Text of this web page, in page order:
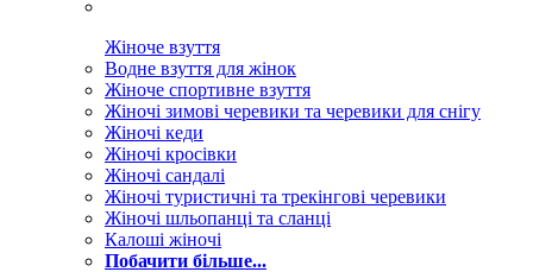
Жіноче взуття
Водне взуття для жінок
Жіноче спортивне взуття
Жіночі зимові черевики та черевики для снігу
Жіночі кеди
Жіночі кросівки
Жіночі сандалі
Жіночі туристичні та трекінгові черевики
Жіночі шльопанці та сланці
Калоші жіночі
Побачити більше...